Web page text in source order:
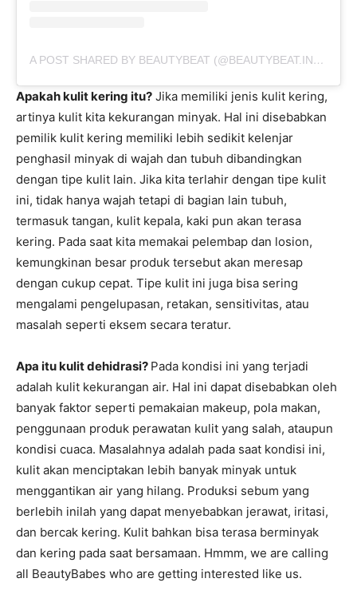
A POST SHARED BY BEAUTYBEAT (@BEAUTYBEAT.IND)
Apakah kulit kering itu? Jika memiliki jenis kulit kering,
artinya kulit kita kekurangan minyak. Hal ini disebabkan
pemilik kulit kering memiliki lebih sedikit kelenjar
penghasil minyak di wajah dan tubuh dibandingkan
dengan tipe kulit lain. Jika kita terlahir dengan tipe kulit
ini, tidak hanya wajah tetapi di bagian lain tubuh,
termasuk tangan, kulit kepala, kaki pun akan terasa
kering. Pada saat kita memakai pelembap dan losion,
kemungkinan besar produk tersebut akan meresap
dengan cukup cepat. Tipe kulit ini juga bisa sering
mengalami pengelupasan, retakan, sensitivitas, atau
masalah seperti eksem secara teratur.
Apa itu kulit dehidrasi? Pada kondisi ini yang terjadi
adalah kulit kekurangan air. Hal ini dapat disebabkan oleh
banyak faktor seperti pemakaian makeup, pola makan,
penggunaan produk perawatan kulit yang salah, ataupun
kondisi cuaca. Masalahnya adalah pada saat kondisi ini,
kulit akan menciptakan lebih banyak minyak untuk
menggantikan air yang hilang. Produksi sebum yang
berlebih inilah yang dapat menyebabkan jerawat, iritasi,
dan bercak kering. Kulit bahkan bisa terasa berminyak
dan kering pada saat bersamaan. Hmmm, we are calling
all BeautyBabes who are getting interested like us.